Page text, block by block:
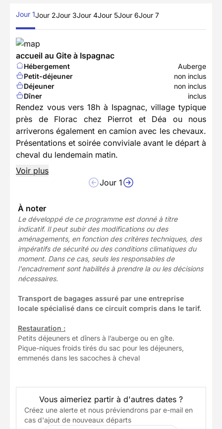
Jour 1Jour 2Jour 3Jour 4Jour 5Jour 6Jour 7
accueil au Gite à Ispagnac
Hébergement
Auberge
Petit-déjeuner
non inclus
Déjeuner
non inclus
Dîner
inclus
Rendez vous vers 18h à Ispagnac, village typique
près de Florac chez Pierrot et Déa ou nous
arriverons également en camion avec les chevaux.
Présentations et soirée conviviale avant le départ à
cheval du lendemain matin.
Voir plus
Jour 1
À noter
Le développé de ce programme est donné à titre
indicatif. Il peut subir des modifications ou des
aménagements, en fonction des critères techniques, des
impératifs de sécurité ou des conditions climatiques du
moment. Dans ce cas, seuls les responsables de
l'encadrement sont habilités à prendre la ou les décisions
nécessaires.
Transport de bagages assuré par une entreprise
locale spécialisé dans ce circuit compris dans le tarif.
Restauration :
Petits déjeuners et dîners à l’auberge ou en gîte.
Pique-niques froids tirés du sac pour les déjeuners,
emmenés dans les sacoches à cheval
Vous aimeriez partir à d'autres dates ?
Créez une alerte et nous préviendrons par e-mail en
cas d'ajout de nouveaux départs